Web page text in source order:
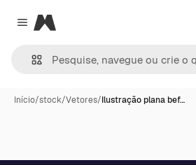
Close menu
Magnific
Início/stock/Vetores/Ilustração plana bef…